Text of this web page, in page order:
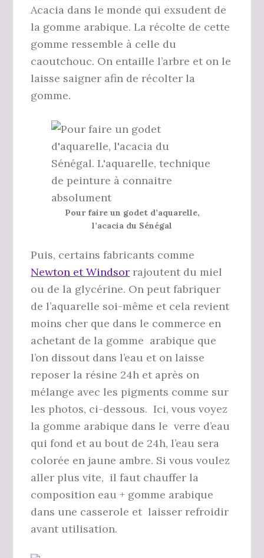
Acacia dans le monde qui exsudent de
la gomme arabique. La récolte de cette
gomme ressemble à celle du
caoutchouc. On entaille l’arbre et on le
laisse saigner afin de récolter la
gomme.
Pour faire un godet d’aquarelle,
l’acacia du Sénégal
Puis, certains fabricants comme
Newton et Windsor rajoutent du miel
ou de la glycérine. On peut fabriquer
de l’aquarelle soi-même et cela revient
moins cher que dans le commerce en
achetant de la gomme arabique que
l’on dissout dans l’eau et on laisse
reposer la résine 24h et après on
mélange avec les pigments comme sur
les photos, ci-dessous. Ici, vous voyez
la gomme arabique dans le verre d’eau
qui fond et au bout de 24h, l’eau sera
colorée en jaune ambre. Si vous voulez
aller plus vite, il faut chauffer la
composition eau + gomme arabique
dans une casserole et laisser refroidir
avant utilisation.